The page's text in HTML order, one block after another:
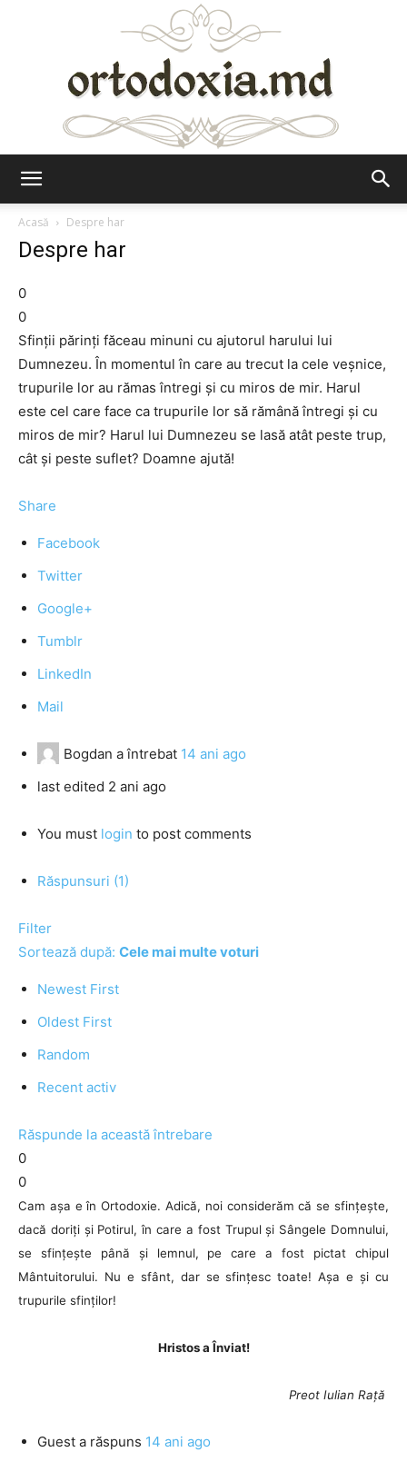
Acasă
Despre har
Despre har
0
0
Sfinţii părinţi făceau minuni cu ajutorul harului lui
Dumnezeu. În momentul în care au trecut la cele veşnice,
trupurile lor au rămas întregi şi cu miros de mir. Harul
este cel care face ca trupurile lor să rămână întregi şi cu
miros de mir? Harul lui Dumnezeu se lasă atât peste trup,
cât şi peste suflet? Doamne ajută!
Share
Facebook
Twitter
Google+
Tumblr
LinkedIn
Mail
Bogdan a întrebat 14 ani ago
last edited 2 ani ago
You must login to post comments
Răspunsuri (1)
Filter
Sortează după: Cele mai multe voturi
Newest First
Oldest First
Random
Recent activ
Răspunde la această întrebare
0
0
Cam așa e în Ortodoxie. Adică, noi considerăm că se sfințește,
dacă doriți și Potirul, în care a fost Trupul și Sângele Domnului,
se sfințește până și lemnul, pe care a fost pictat chipul
Mântuitorului. Nu e sfânt, dar se sfințesc toate! Așa e și cu
trupurile sfinților!
Hristos a Înviat!
Preot Iulian Rață
Guest a răspuns 14 ani ago